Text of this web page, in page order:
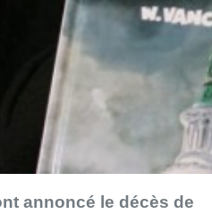
annoncé le décès de